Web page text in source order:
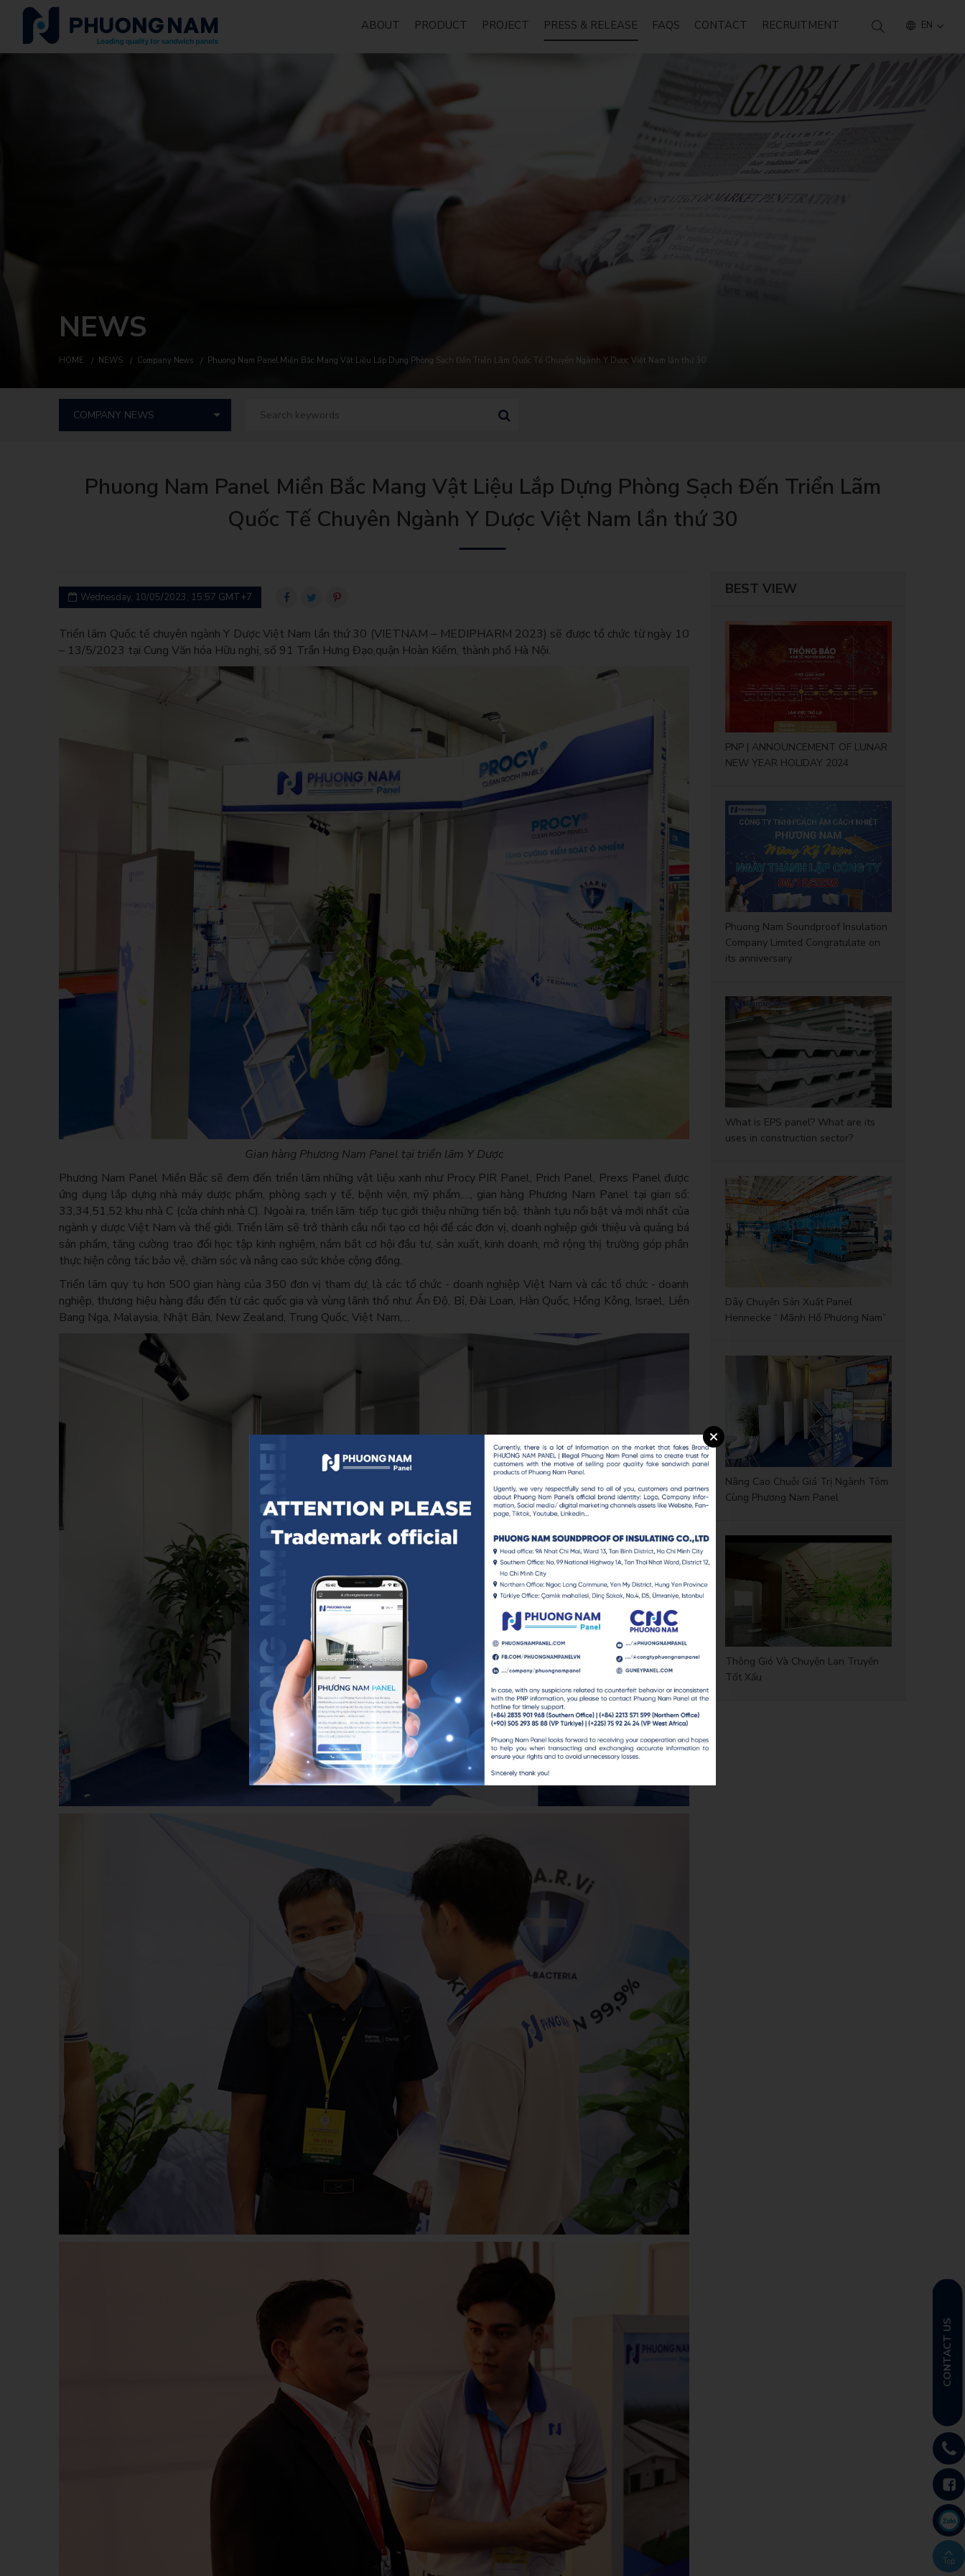
ABOUT PRODUCT PROJECT PRESS & RELEASE FAQS CONTACT RECRUITMENT EN
NEWS
HOME NEWS Company News Phuong Nam Panel Miền Bắc Mang Vật Liệu Lắp Dựng Phòng Sạch Đến Triển Lãm Quốc Tế Chuyên Ngành Y Dược Việt Nam lần thứ 30
Phuong Nam Panel Miền Bắc Mang Vật Liệu Lắp Dựng Phòng Sạch Đến Triển Lãm
Quốc Tế Chuyên Ngành Y Dược Việt Nam lần thứ 30
Wednesday, 10/05/2023, 15:57 GMT+7
Triển lãm Quốc tế chuyên ngành Y Dược Việt Nam lần thứ 30 (VIETNAM – MEDIPHARM 2023) sẽ được tổ chức từ ngày 10
– 13/5/2023 tại Cung Văn hóa Hữu nghị, số 91 Trần Hưng Đạo,quận Hoàn Kiếm, thành phố Hà Nội.
Gian hàng Phương Nam Panel tại triển lãm Y Dược
Phương Nam Panel Miền Bắc sẽ đem đến triển lãm những vật liệu xanh như Procy PIR Panel, Prich Panel, Prexs Panel được
ứng dụng lắp dựng nhà máy dược phẩm, phòng sạch y tế, bệnh viện, mỹ phẩm,…, gian hàng Phương Nam Panel tại gian số:
33,34,51,52 khu nhà C (cửa chính nhà C). Ngoài ra, triển lãm tiếp tục giới thiệu những tiến bộ, thành tựu nổi bật và mới nhất của
ngành y dược Việt Nam và thế giới. Triển lãm sẽ trở thành cầu nối tạo cơ hội để các đơn vị, doanh nghiệp giới thiệu và quảng bá
sản phẩm, tăng cường trao đổi học tập kinh nghiệm, nắm bắt cơ hội đầu tư, sản xuất, kinh doanh, mở rộng thị trường góp phần
thực hiện công tác bảo vệ, chăm sóc và nâng cao sức khỏe cộng đồng.
Triển lãm quy tụ hơn 500 gian hàng của 350 đơn vị tham dự, là các tổ chức - doanh nghiệp Việt Nam và các tổ chức - doanh
nghiệp, thương hiệu hàng đầu đến từ các quốc gia và vùng lãnh thổ như: Ấn Độ, Bỉ, Đài Loan, Hàn Quốc, Hồng Kông, Israel, Liên
Bang Nga, Malaysia, Nhật Bản, New Zealand, Trung Quốc, Việt Nam,…
BEST VIEW
PNP | ANNOUNCEMENT OF LUNAR
NEW YEAR HOLIDAY 2024
Phuong Nam Soundproof Insulation
Company Limited Congratulate on
its anniversary
What is EPS panel? What are its
uses in construction sector?
Dây Chuyền Sản Xuất Panel
Hennecke “ Mãnh Hổ Phương Nam”
Nâng Cao Chuỗi Giá Trị Ngành Tôm
Cùng Phương Nam Panel
Thông Gió Và Chuyện Lan Truyền
Tốt Xấu
CONTACT US